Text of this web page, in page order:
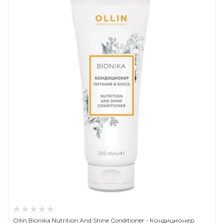
Ollin Bionika Nutrition And Shine Conditioner - Кондиционер